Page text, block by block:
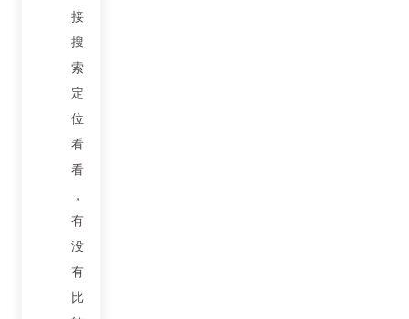
接
搜
索
定
位
看
看
，
有
没
有
比